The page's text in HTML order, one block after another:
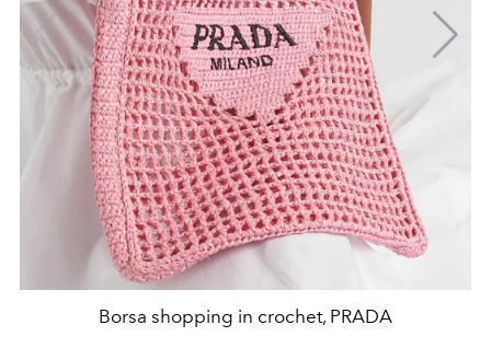
Borsa shopping in crochet, PRADA